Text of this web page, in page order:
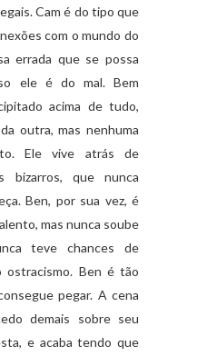
Cam é do tipo que
com o mundo do
errada que se possa
ele é do mal. Bem
acima de tudo,
outra, mas nenhuma
Ele vive atrás de
bizarros, que nunca
Ben, por sua vez, é
mas nunca soube
teve chances de
ostracismo. Ben é tão
pegar. A cena
demais sobre seu
e acaba tendo que